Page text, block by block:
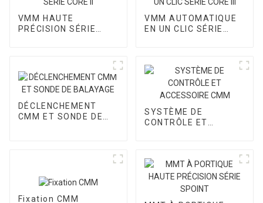
VMM HAUTE
PRÉCISION SÉRIE
VMM AUTOMATIQUE
EN UN CLIC SÉRIE
DÉCLENCHEMENT
CMM ET SONDE DE
SYSTÈME DE
CONTRÔLE ET
Fixation CMM